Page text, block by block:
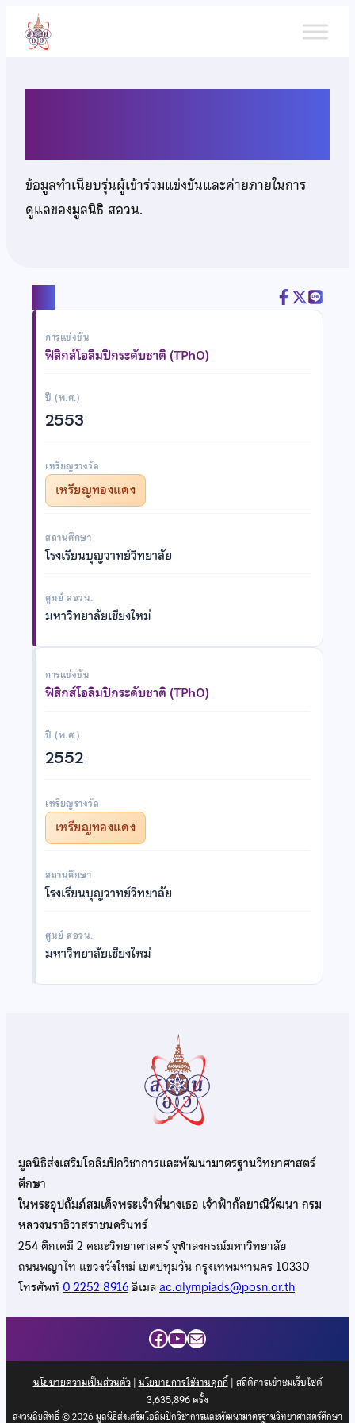
เนื้อหา
ข้อมูลทำเนียบรุ่นผู้เข้าร่วมแข่งขันและค่ายภายในการ
ดูแลของมูลนิธิ สอวน.
การแข่งขัน
ฟิสิกส์โอลิมปิกระดับชาติ (TPhO)
ปี (พ.ศ.)
2553
เหรียญรางวัล
เหรียญทองแดง
สถานศึกษา
โรงเรียนบุญวาทย์วิทยาลัย
ศูนย์ สอวน.
มหาวิทยาลัยเชียงใหม่
การแข่งขัน
ฟิสิกส์โอลิมปิกระดับชาติ (TPhO)
ปี (พ.ศ.)
2552
เหรียญรางวัล
เหรียญทองแดง
สถานศึกษา
โรงเรียนบุญวาทย์วิทยาลัย
ศูนย์ สอวน.
มหาวิทยาลัยเชียงใหม่
มูลนิธิส่งเสริมโอลิมปิกวิชาการและพัฒนามาตรฐานวิทยาศาสตร์
ศึกษา
ในพระอุปถัมภ์สมเด็จพระเจ้าพี่นางเธอ เจ้าฟ้ากัลยาณิวัฒนา กรม
หลวงนราธิวาสราชนครินทร์
254 ตึกเคมี 2 คณะวิทยาศาสตร์ จุฬาลงกรณ์มหาวิทยาลัย
ถนนพญาไท แขวงวังใหม่ เขตปทุมวัน กรุงเทพมหานคร 10330
โทรศัพท์0 2252 8916อีเมลac.olympiads@posn.or.th
Facebook
YouTube
Mail
นโยบายความเป็นส่วนตัว| นโยบายการใช้งานคุกกี้| สถิติการเข้าชมเว็บไซต์
3,635,896ครั้ง
สงวนลิขสิทธิ์ © 2026 มูลนิธิส่งเสริมโอลิมปิกวิชาการและพัฒนามาตรฐานวิทยาศาสตร์ศึกษา